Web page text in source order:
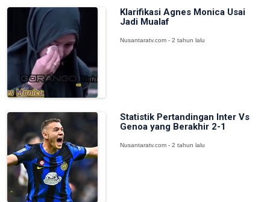
Klarifikasi Agnes Monica Usai
Jadi Mualaf
Nusantaratv.com - 2 tahun lalu
Statistik Pertandingan Inter Vs
Genoa yang Berakhir 2-1
Nusantaratv.com - 2 tahun lalu